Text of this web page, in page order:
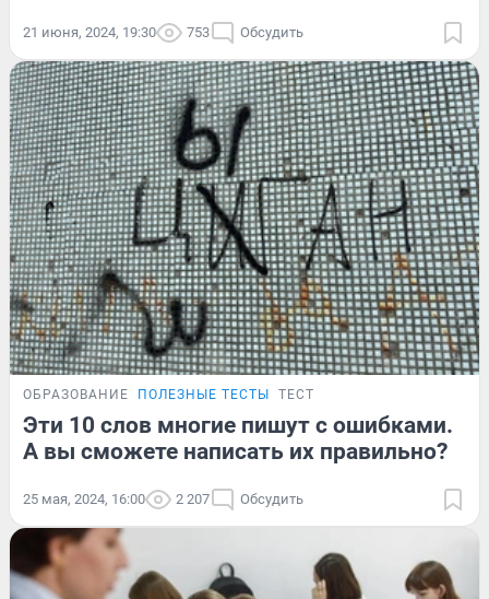
21 июня, 2024, 19:30 753 Обсудить
ОБРАЗОВАНИЕ ПОЛЕЗНЫЕ ТЕСТЫ ТЕСТ
Эти 10 слов многие пишут с ошибками.
А вы сможете написать их правильно?
25 мая, 2024, 16:00 2 207 Обсудить